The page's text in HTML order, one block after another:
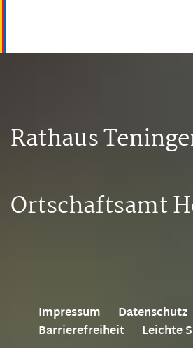
Rathaus
Ortschaftsamt
Impressum Datenschutz
Barrierefreiheit
Leichte